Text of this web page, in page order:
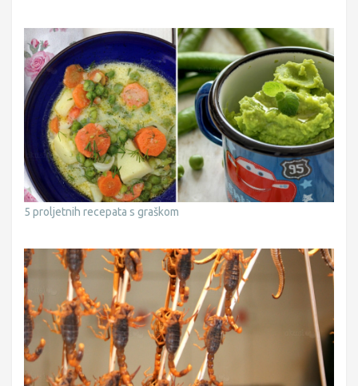
5 proljetnih recepata s graškom